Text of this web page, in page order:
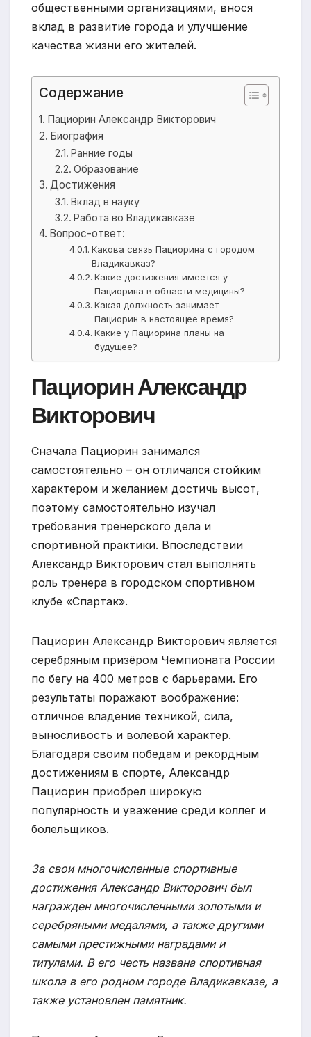
общественными организациями, внося
вклад в развитие города и улучшение
качества жизни его жителей.
Содержание
Пациорин Александр Викторович
Биография
Ранние годы
Образование
Достижения
Вклад в науку
Работа во Владикавказе
Вопрос-ответ:
Какова связь Пациорина с городом
Владикавказ?
Какие достижения имеется у
Пациорина в области медицины?
Какая должность занимает
Пациорин в настоящее время?
Какие у Пациорина планы на
будущее?
Пациорин Александр
Викторович
Сначала Пациорин занимался
самостоятельно – он отличался стойким
характером и желанием достичь высот,
поэтому самостоятельно изучал
требования тренерского дела и
спортивной практики. Впоследствии
Александр Викторович стал выполнять
роль тренера в городском спортивном
клубе «Спартак».
Пациорин Александр Викторович является
серебряным призёром Чемпионата России
по бегу на 400 метров с барьерами. Его
результаты поражают воображение:
отличное владение техникой, сила,
выносливость и волевой характер.
Благодаря своим победам и рекордным
достижениям в спорте, Александр
Пациорин приобрел широкую
популярность и уважение среди коллег и
болельщиков.
За свои многочисленные спортивные
достижения Александр Викторович был
награжден многочисленными золотыми и
серебряными медалями, а также другими
самыми престижными наградами и
титулами. В его честь названа спортивная
школа в его родном городе Владикавказе, а
также установлен памятник.